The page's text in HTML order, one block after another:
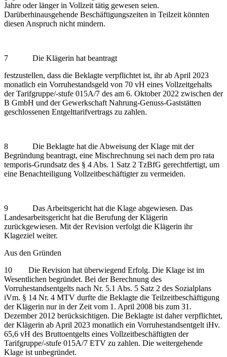
Jahre oder länger in Vollzeit tätig gewesen seien.
Darüberhinausgehende Beschäftigungszeiten in Teilzeit könnten
diesen Anspruch nicht mindern.
7 Die Klägerin hat beantragt
festzustellen, dass die Beklagte verpflichtet ist, ihr ab April 2023
monatlich ein Vorruhestandsgeld von 70 vH eines Vollzeitgehalts
der Tarifgruppe/-stufe 015A/7 des am 6. Oktober 2022 zwischen der
B GmbH und der Gewerkschaft Nahrung-Genuss-Gaststätten
geschlossenen Entgelttarifvertrags zu zahlen.
8 Die Beklagte hat die Abweisung der Klage mit der
Begründung beantragt, eine Mischrechnung sei nach dem pro rata
temporis-Grundsatz des § 4 Abs. 1 Satz 2 TzBfG gerechtfertigt, um
eine Benachteiligung Vollzeitbeschäftigter zu vermeiden.
9 Das Arbeitsgericht hat die Klage abgewiesen. Das
Landesarbeitsgericht hat die Berufung der Klägerin
zurückgewiesen. Mit der Revision verfolgt die Klägerin ihr
Klageziel weiter.
Aus den Gründen
10 Die Revision hat überwiegend Erfolg. Die Klage ist im
Wesentlichen begründet. Bei der Berechnung des
Vorruhestandsentgelts nach Nr. 5.1 Abs. 5 Satz 2 des Sozialplans
iVm. § 14 Nr. 4 MTV durfte die Beklagte die Teilzeitbeschäftigung
der Klägerin nur in der Zeit vom 1. April 2008 bis zum 31.
Dezember 2012 berücksichtigen. Die Beklagte ist daher verpflichtet,
der Klägerin ab April 2023 monatlich ein Vorruhestandsentgelt iHv.
65,6 vH des Bruttoentgelts eines Vollzeitbeschäftigten der
Tarifgruppe/-stufe 015A/7 ETV zu zahlen. Die weitergehende
Klage ist unbegründet.